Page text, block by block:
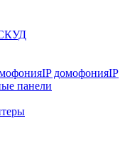
IP домофонияIP
панели